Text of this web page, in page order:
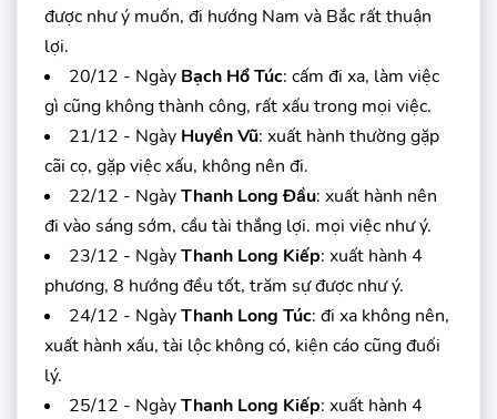
được như ý muốn, đi hướng Nam và Bắc rất thuận
lợi.
20/12 - Ngày Bạch Hổ Túc: cấm đi xa, làm việc
gì cũng không thành công, rất xấu trong mọi việc.
21/12 - Ngày Huyền Vũ: xuất hành thường gặp
cãi cọ, gặp việc xấu, không nên đi.
22/12 - NgàyThanh Long Đầu: xuất hành nên
đi vào sáng sớm, cầu tài thắng lợi. mọi việc như ý.
23/12 - NgàyThanh Long Kiếp: xuất hành 4
phương, 8 hướng đều tốt, trăm sự được như ý.
24/12 - NgàyThanh Long Túc: đi xa không nên,
xuất hành xấu, tài lộc không có, kiện cáo cũng đuối
lý.
25/12 - NgàyThanh Long Kiếp: xuất hành 4